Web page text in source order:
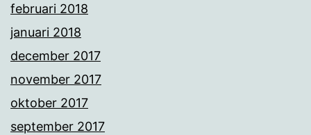
februari 2018
januari 2018
december 2017
november 2017
oktober 2017
september 2017